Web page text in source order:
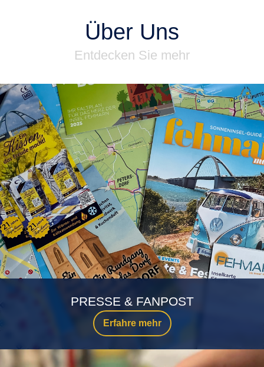
Über Uns
Entdecken Sie mehr
Erfahre mehr
PRESSE & FANPOST